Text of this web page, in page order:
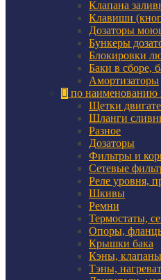
Клапана
Клавиши
Дозаторы
Бункеры
Блокировки
Баки в сборе,
Амортизаторы
по наименованию
Щетки
Шланги
Разное
Дозаторы
Фильтры и
Сетевые
Реле уровня,
Шкивы
Ремни
Термостаты,
Опоры,
Крышки бака
Кэны, клапаны
Тэны,